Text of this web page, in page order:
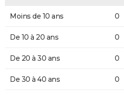
Moins de 10 ans 0
De 10 à 20 ans 0
De 20 à 30 ans 0
De 30 à 40 ans 0